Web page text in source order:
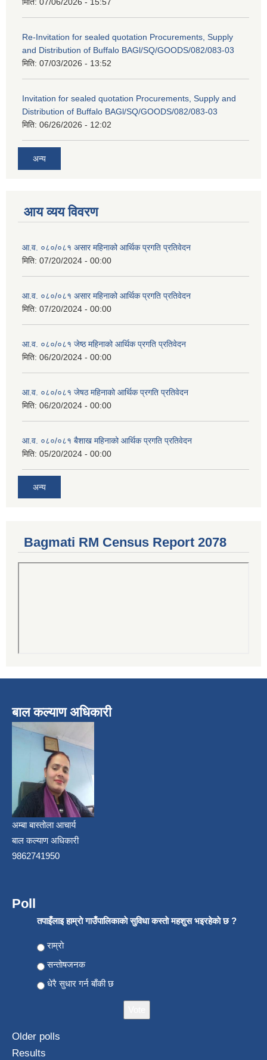
मिति: 07/06/2026 - 15:57
Re-Invitation for sealed quotation Procurements, Supply
and Distribution of Buffalo BAGl/SQ/GOODS/082/083-03
मिति: 07/03/2026 - 13:52
Invitation for sealed quotation Procurements, Supply and
Distribution of Buffalo BAGl/SQ/GOODS/082/083-03
मिति: 06/26/2026 - 12:02
अन्य
आय व्यय विवरण
आ.व. ०८०/०८१ असार महिनाको आर्थिक प्रगति प्रतिवेदन
मिति: 07/20/2024 - 00:00
आ.व. ०८०/०८१ असार महिनाको आर्थिक प्रगति प्रतिवेदन
मिति: 07/20/2024 - 00:00
आ.व. ०८०/०८१ जेष्ठ महिनाको आर्थिक प्रगति प्रतिवेदन
मिति: 06/20/2024 - 00:00
आ.व. ०८०/०८१ जेषठ महिनाको आर्थिक प्रगति प्रतिवेदन
मिति: 06/20/2024 - 00:00
आ.व. ०८०/०८१ बैशाख महिनाको आर्थिक प्रगति प्रतिवेदन
मिति: 05/20/2024 - 00:00
अन्य
Bagmati RM Census Report 2078
बाल कल्याण अधिकारी
अम्बा बास्तोला आचार्य
बाल कल्याण अधिकारी
9862741950
Poll
तपाइँलाइ हाम्राे गाउँपालिकाकाे सुविधा कस्ताे महशुस भइरहेकाे छ ?
Choices
राम्राे
सन्ताेषजनक
धेरै सुधार गर्न बाँकी छ
Older polls
Results